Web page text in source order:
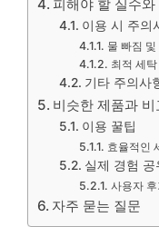
피해야 할 실수와
이용 시 주의
물 빠짐
최적 세
기타 주의사
비슷한 제품과
이용 꿀팁
효율적인
실제 경험 공
사용자 후
자주 묻는 질문